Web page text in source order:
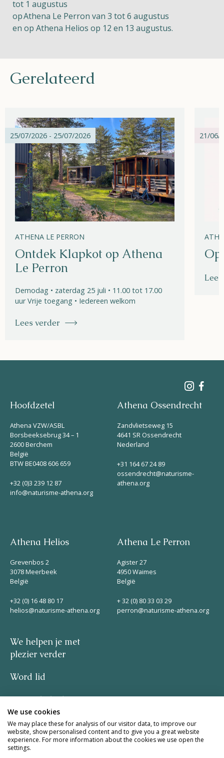
tot 1 augustus
opAthena Le Perron van 3 tot 6 augustus
en op Athena Helios op 12 en 13 augustus.
Gerelateerd
25/07/2026 - 25/07/2026
ATHENA LE PERRON
Ontdek Klapkot op Athena
Le Perron
Demodag • zaterdag 25 juli • 11.00 tot 17.00
uur Vrije toegang • Iedereen welkom
Lees verder
21/06/
Hoofdzetel
Athena VZW/ASBL
Borsbeeksebrug 34 – 1
2600 Berchem
België
BTW BE0408 606 659
+32 (0)3 239 12 87
info@naturisme-athena.org
Athena Ossendrecht
Zandvlietseweg 15
4641 SR Ossendrecht
Nederland
+31 164 67 24 89
ossendrecht@naturisme-
athena.org
Athena Helios
Grevenbos 2
3078 Meerbeek
België
+32 (0) 16 48 80 17
helios@naturisme-athena.org
Athena Le Perron
Agister 27
4950 Waimes
België
+ 32 (0) 80 33 03 29
perron@naturisme-athena.org
We helpen je met
plezier verder
Word lid
Privacybeleid
–
quote by Rosie Haine
We use cookies
We may place these for analysis of our visitor data, to improve our
website, show personalised content and to give you a great website
experience. For more information about the cookies we use open the
settings.